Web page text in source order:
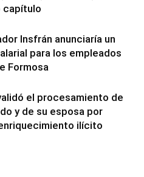
capítulo
Insfrán anunciaría un
para los empleados
Formosa
el procesamiento de
y de su esposa por
ilícito